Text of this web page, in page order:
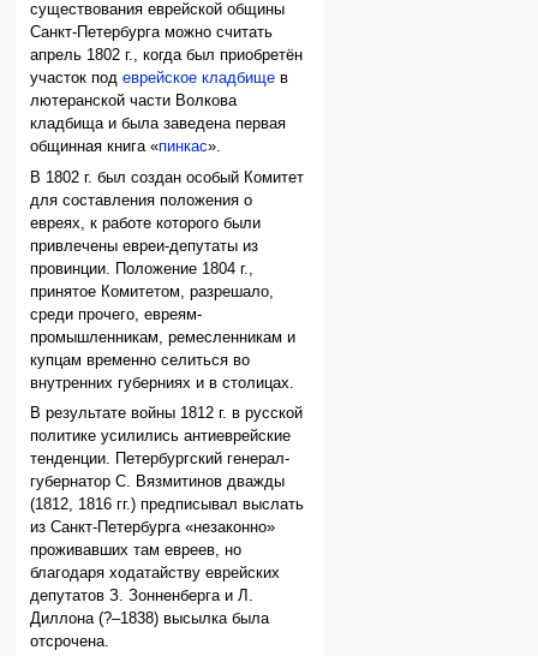
существования еврейской общины
Санкт-Петербурга можно считать
апрель 1802 г., когда был приобретён
участок подеврейское кладбище в
лютеранской части Волкова
кладбища и была заведена первая
общинная книга «пинкас».
В 1802 г. был создан особый Комитет
для составления положения о
евреях, к работе которого были
привлечены евреи-депутаты из
провинции. Положение 1804 г.,
принятое Комитетом, разрешало,
среди прочего, евреям-
промышленникам, ремесленникам и
купцам временно селиться во
внутренних губерниях и в столицах.
В результате войны 1812 г. в русской
политике усилились антиеврейские
тенденции. Петербургский генерал-
губернатор С. Вязмитинов дважды
(1812, 1816 гг.) предписывал выслать
из Санкт-Петербурга «незаконно»
проживавших там евреев, но
благодаря ходатайству еврейских
депутатов З. Зонненберга и Л.
Диллона (?–1838) высылка была
отсрочена.